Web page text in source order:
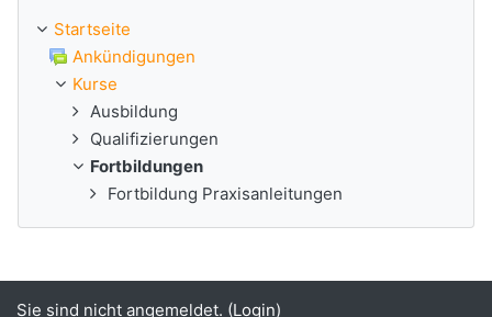
Startseite
Ankündigungen
Kurse
Ausbildung
Qualifizierungen
Fortbildungen
Fortbildung Praxisanleitungen
Sie sind nicht angemeldet. (Login)